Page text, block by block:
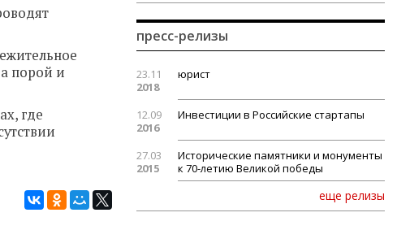
порой и
где
пресс-релизы
23.11
2018
юрист
12.09
2016
Инвестиции в Российские стартапы
27.03
2015
Исторические памятники и монументы
к 70-летию Великой победы
еще релизы